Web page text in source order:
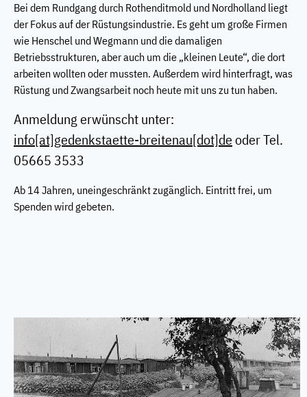
Bei dem Rundgang durch Rothenditmold und Nordholland liegt
der Fokus auf der Rüstungsindustrie. Es geht um große Firmen
wie Henschel und Wegmann und die damaligen
Betriebsstrukturen, aber auch um die „kleinen Leute“, die dort
arbeiten wollten oder mussten. Außerdem wird hinterfragt, was
Rüstung und Zwangsarbeit noch heute mit uns zu tun haben.
Anmeldung erwünscht unter:
info[at]gedenkstaette-breitenau[dot]deoder Tel.
05665 3533
Ab 14 Jahren, uneingeschränkt zugänglich. Eintritt frei, um
Spenden wird gebeten.